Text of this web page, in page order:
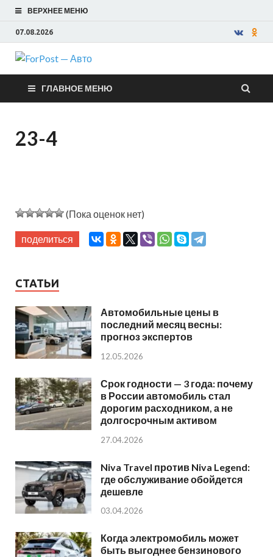
ВЕРХНЕЕ МЕНЮ
07.08.2026
ForPost —
Авто
ГЛАВНОЕ МЕНЮ
23-4
(Пока оценок нет)
поделиться
СТАТЬИ
Автомобильные цены в
последний месяц весны:
прогноз экспертов
12.05.2026
Срок годности — 3 года: почему
в России автомобиль стал
дорогим расходником, а не
долгосрочным активом
27.04.2026
Niva Travel против Niva Legend:
где обслуживание обойдется
дешевле
03.04.2026
Когда электромобиль может
быть выгоднее бензинового